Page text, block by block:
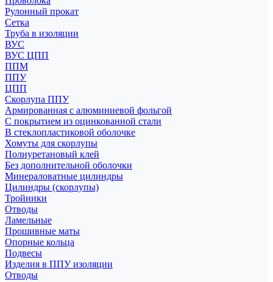
Рулонный прокат
Сетка
Труба в изоляции
ВУС
ВУС ЦПП
ППМ
ППУ
ЦПП
Скорлупа ППУ
Армированная с алюминиевой фольгой
С покрытием из оцинкованной стали
В стеклопластиковой оболочке
Хомуты для скорлупы
Полиуретановый клей
Без дополнительной оболочки
Минераловатные цилиндры
Цилиндры (скорлупы)
Тройники
Отводы
Ламельные
Прошивные маты
Опорные кольца
Подвесы
Изделия в ППУ изоляции
Отводы